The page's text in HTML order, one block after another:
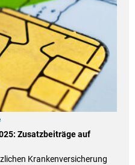
Zusatzbeiträge auf
Krankenversicherung